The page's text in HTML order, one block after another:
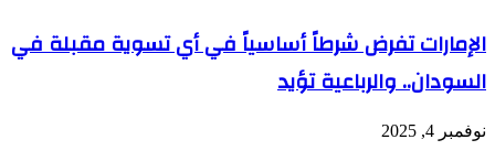
الإمارات تفرض شرطاً أساسياً في أي تسوية مقبلة في
السودان.. والرباعية تؤيد
نوفمبر 4, 2025